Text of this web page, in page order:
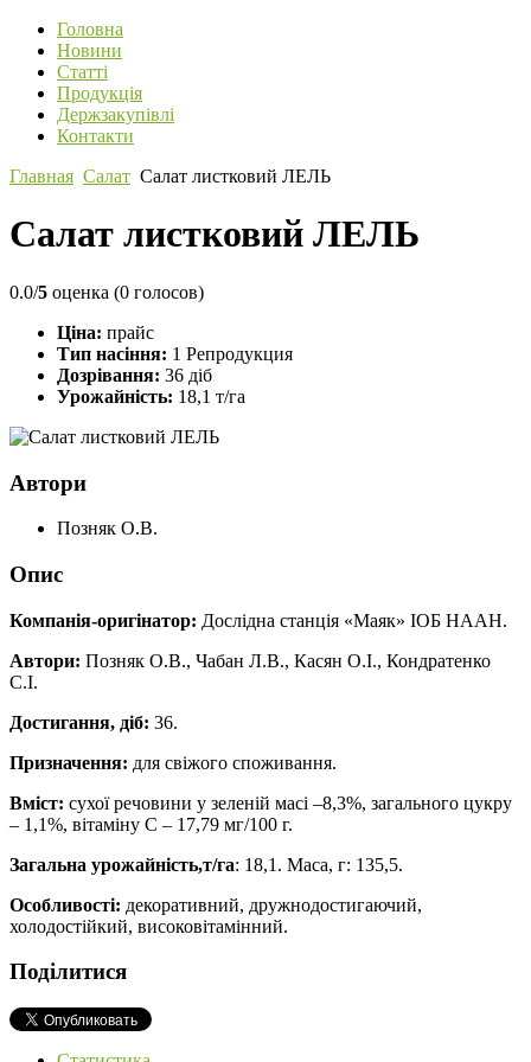
Головна
Новини
Статті
Продукція
Держзакупівлі
Контакти
Главная Салат Салат листковий ЛЕЛЬ
Салат листковий ЛЕЛЬ
0.0/5 оценка (0 голосов)
Ціна: прайс
Тип насіння: 1 Репродукция
Дозрівання: 36 діб
Урожайність: 18,1 т/га
Автори
Позняк О.В.
Опис
Компанія-оригінатор: Дослідна станція «Маяк» ІОБ НААН.
Автори: Позняк О.В., Чабан Л.В., Касян О.І., Кондратенко
С.І.
Достигання, діб: 36.
Призначення: для свіжого споживання.
Вміст: сухої речовини у зеленій масі –8,3%, загального цукру
– 1,1%, вітаміну С – 17,79 мг/100 г.
Загальна урожайність,т/га: 18,1. Маса, г: 135,5.
Особливості: декоративний, дружнодостигаючий,
холодостійкий, високовітамінний.
Поділитися